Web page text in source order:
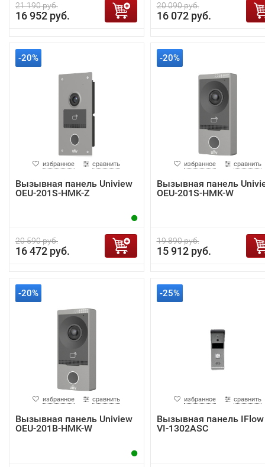
21 190 руб.
16 952 руб.
20 090 руб.
16 072 руб.
-20%
избранное сравнить
Вызывная панель Uniview
OEU-201S-HMK-Z
20 590 руб.
16 472 руб.
-20%
избранное сравнить
Вызывная панель
OEU-201S-HMK-W
19 890 руб.
15 912 руб.
-20%
избранное сравнить
Вызывная панель Uniview
OEU-201B-HMK-W
-25%
избранное сравнить
Вызывная панель IFlow
VI-1302ASC